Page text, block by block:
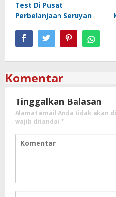
Test Di Pusat
Perbelanjaan Seruyan
Komentar
Tinggalkan Balasan
Alamat email Anda tidak akan
wajib ditandai *